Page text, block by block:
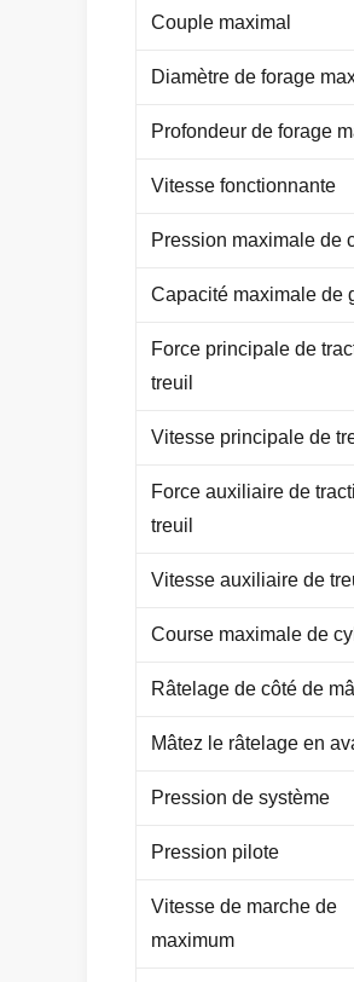
Couple maximal
Diamètre de forage
Profondeur de forage
Vitesse fonctionnante
Pression maximale de
Capacité maximale de
Force principale de
treuil
Vitesse principale de
Force auxiliaire de
treuil
Vitesse auxiliaire de
Course maximale de
Râtelage de côté de
Mâtez le râtelage en
Pression de système
Pression pilote
Vitesse de marche de
maximum